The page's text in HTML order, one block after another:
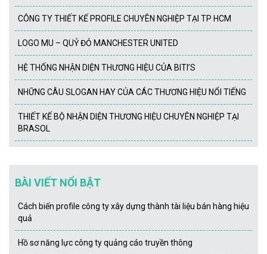
CÔNG TY THIẾT KẾ PROFILE CHUYÊN NGHIỆP TẠI TP HCM
LOGO MU – QUỶ ĐỎ MANCHESTER UNITED
HỆ THỐNG NHẬN DIỆN THƯƠNG HIỆU CỦA BITI’S
NHỮNG CÂU SLOGAN HAY CỦA CÁC THƯƠNG HIỆU NỔI TIẾNG
THIẾT KẾ BỘ NHẬN DIỆN THƯƠNG HIỆU CHUYÊN NGHIỆP TẠI
BRASOL
BÀI VIẾT NỔI BẬT
Cách biến profile công ty xây dựng thành tài liệu bán hàng hiệu
quả
Hồ sơ năng lực công ty quảng cáo truyền thông